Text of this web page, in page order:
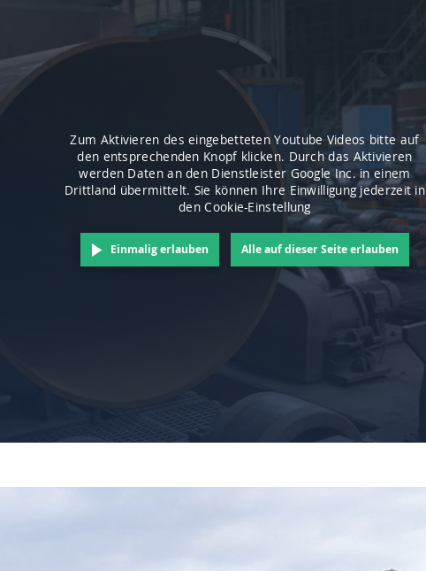
Zum Aktivieren des eingebetteten Youtube Videos bitte auf
den entsprechenden Knopf klicken. Durch das Aktivieren
werden Daten an den Dienstleister Google Inc. in einem
Drittland übermittelt. Sie können Ihre Einwilligung jederzeit in
den Cookie-Einstellung
Einmalig erlauben Alle auf dieser Seite erlauben